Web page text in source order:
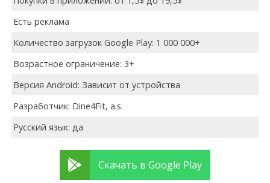
Есть реклама
Количество загрузок Google Play: 1 000 000+
Возрастное ограничение: 3+
Версия Android: Зависит от устройства
Разработчик: Dine4Fit, a.s.
Русский язык: да
Скачать в Google Play